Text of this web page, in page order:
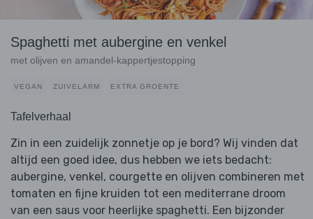
Spaghetti met aubergine en venkel
met olijven en amandel-kappertjestopping
VEGAN ZUIVELARM EXTRA GROENTE
Tafelverhaal
Zin in een zuidelijk zonnetje op je bord? Wij vinden dat
altijd een goed idee, dus hebben we iets bedacht:
aubergine, venkel, courgette en olijven combineren met
tomaten en fijne kruiden tot een mediterrane droom
van een saus voor heerlijke spaghetti. Een bijzonder